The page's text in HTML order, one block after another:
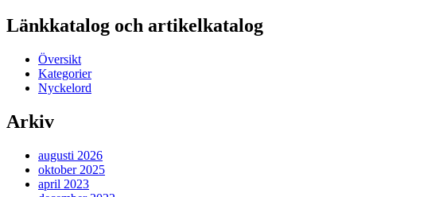
Länkkatalog och artikelkatalog
Översikt
Kategorier
Nyckelord
Arkiv
augusti 2026
oktober 2025
april 2023